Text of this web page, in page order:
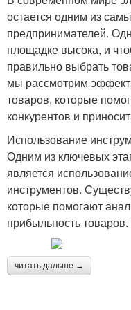
остается одним из
предпринимателей.
площадке высока, и
правильно выбрать
мы рассмотрим
товаров, которые
конкурентов и
Использование
Одним из ключевых
является
инструментов.
которые помогают
прибыльность
читать дальше →